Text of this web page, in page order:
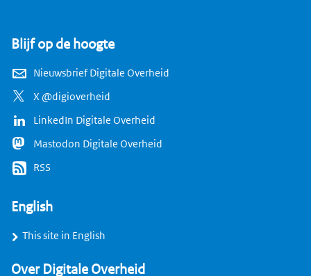
Blijf op de hoogte
Nieuwsbrief Digitale Overheid
X @digioverheid
LinkedIn Digitale Overheid
Mastodon Digitale Overheid
RSS
English
This site in English
Over Digitale Overheid